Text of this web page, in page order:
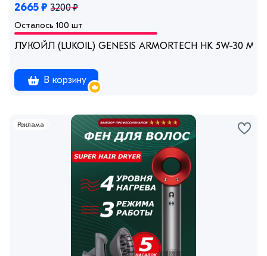
2665 ₽ 3200 ₽
Осталось 100 шт
ЛУКОЙЛ (LUKOIL) GENESIS ARMORTECH HK 5W-30
В корзину
Реклама